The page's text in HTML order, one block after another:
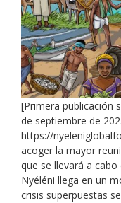
[Primera publicación
de septiembre de
https://
acoger la mayor
que se llevará a
Nyéléni llega en un
crisis superpuestas